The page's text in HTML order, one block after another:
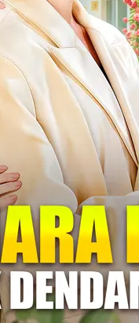
Pratama mengetahui
Dinata dan sepupu
Leonardo yang
keluarga Pratama.
ia mengungkap rahasia
pada para pengkhianat.
Kehidupan perkotaan